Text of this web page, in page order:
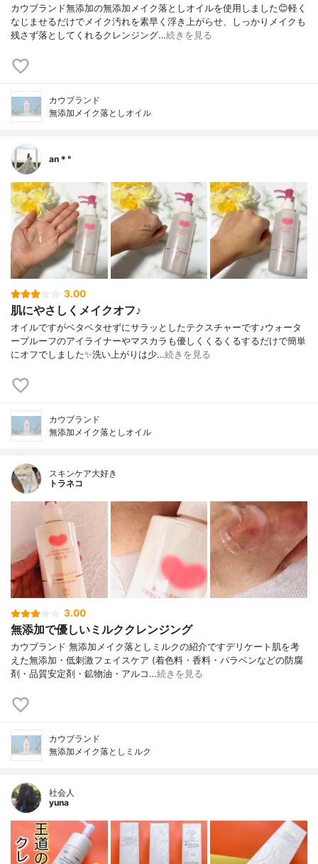
カウブランド無添加の無添加メイク落としオイルを使用しました😊軽く
なじませるだけでメイク汚れを素早く浮き上がらせ、しっかりメイクも
残さず落としてくれるクレンジング…続きを見る
カウブランド
無添加メイク落としオイル
an＊°
3.00
肌にやさしくメイクオフ♪
オイルですがベタベタせずにサラッとしたテクスチャーです♪ウォータ
ープルーフのアイライナーやマスカラも優しくくるくるするだけで簡単
にオフでしました✨洗い上がりは少…続きを見る
カウブランド
無添加メイク落としオイル
スキンケア大好き
トラネコ
3.00
無添加で優しいミルククレンジング
カウブランド 無添加メイク落としミルクの紹介ですデリケート肌を考
えた無添加・低刺激フェイスケア (着色料・香料・パラベンなどの防腐
剤・品質安定剤・鉱物油・アルコ…続きを見る
カウブランド
無添加メイク落としミルク
社会人
yuna